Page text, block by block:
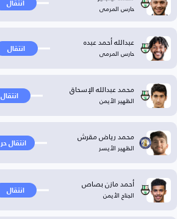
حارس المرمى انتقال
عبدالله أحمد عبده
حارس المرمى انتقال
محمد عبدالله الإسحاق
الظهير الأيمن انتقال
محمد رياض مقرش
الظهير الأيسر انتقال حر
أحمد مازن بصاص
الجناح الأيمن انتقال